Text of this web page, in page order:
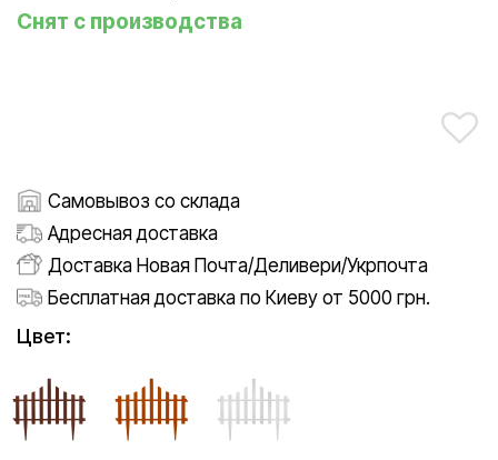
Снят с производства
Самовывоз со склада
Адресная доставка
Доставка Новая Почта/Деливери/Укрпочта
Бесплатная доставка по Киеву от 5000 грн.
Цвет: